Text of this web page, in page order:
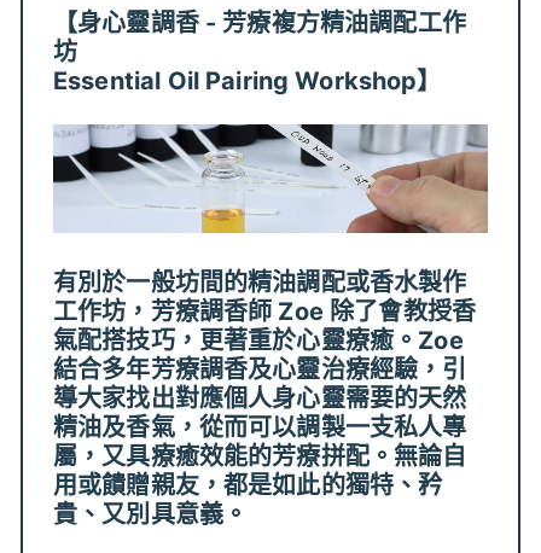
【身心靈調香 - 芳療複方精油調配工作
坊
Essential Oil Pairing Workshop】
有別於一般坊間的精油調配或香水製作
工作坊，芳療調香師 Zoe 除了會教授香
氣配搭技巧，更著重於心靈療癒。Zoe
結合多年芳療調香及心靈治療經驗，引
導大家找出對應個人身心靈需要的天然
精油及香氣，從而可以調製一支私人專
屬，又具療癒效能的芳療拼配。無論自
用或饋贈親友，都是如此的獨特、矜
貴、又別具意義。